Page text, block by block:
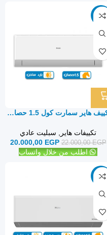
-9%
تكييف هاير سمارت كول 1.5 حصان بارد ساخن – سبليت
تكييفات هاير سبليت عادي
22.000,00EGP
20.000,00 EGP
اطلب من خلال واتساب
-13%